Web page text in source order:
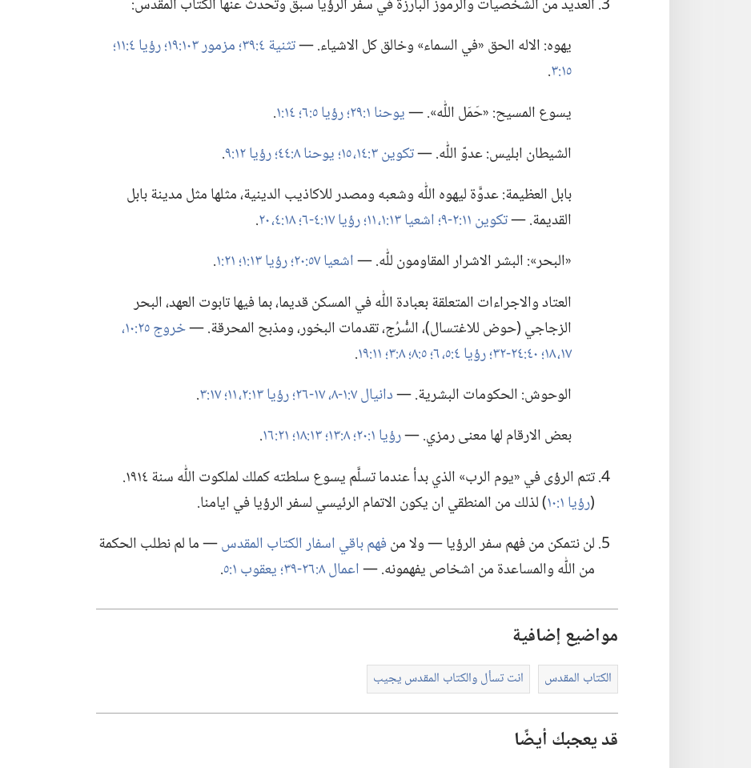
العديد من الشخصيات والرموز البارزة في سفر الرؤيا سبق وتحدَّث عنها الكتاب المقدس:‏
يهوه:‏ الاله الحق «في السماء» وخالق كل الاشياء.‏ —‏تثنية ٤:‏٣٩؛‏ مزمور ١٠٣:‏١٩؛‏
رؤيا ٤:‏١١؛‏
١٥:‏٣ ‏.‏
يسوع المسيح:‏ «حَمَل اللّٰه».‏ —‏يوحنا ١:‏٢٩؛‏ رؤيا ٥:‏٦؛‏
‏.‏
الشيطان ابليس:‏ عدوّ اللّٰه.‏ —‏تكوين ٣:‏​١٤،‏ ١٥؛‏ يوحنا ٨:‏٤٤؛‏ رؤيا ١٢:‏٩
‏.‏
بابل العظيمة:‏ عدوَّة ليهوه اللّٰه وشعبه ومصدر للاكاذيب الدينية،‏ مثلها مثل مدينة بابل
القديمة.‏ —‏تكوين ١١:‏​٢-‏٩؛‏ اشعيا ١٣:‏​١،‏ ١١؛‏ رؤيا ١٧:‏​٤-‏٦؛‏ ١٨:‏​٤،‏ ٢٠ ‏.‏
«البحر»:‏ البشر الاشرار المقاومون للّٰه.‏ —‏اشعيا ٥٧:‏٢٠؛‏ رؤيا ١٣:‏١؛‏
‏.‏
العتاد والاجراءات المتعلقة بعبادة اللّٰه في المسكن قديما،‏ بما فيها تابوت العهد،‏ البحر
الزجاجي (‏حوض للاغتسال)‏،‏ السُّرُج،‏ تقدمات البخور،‏ ومذبح المحرقة.‏ —‏خروج ٢٥:‏​١٠،‏
١٧،‏ ١٨؛‏
رؤيا ٤:‏​٥،‏ ٦؛‏ ٨:‏٣؛‏
‏.‏
الوحوش:‏ الحكومات البشرية.‏ —‏دانيال ٧:‏​١-‏٨،‏ ١٧-‏٢٦؛‏ رؤيا ١٣:‏​٢،‏ ١١؛‏
‏.‏
بعض الارقام لها معنى رمزي.‏ —‏رؤيا ١:‏٢٠؛‏ ٨:‏١٣؛‏
‏.‏
تتم الرؤى في «يوم الرب» الذي بدأ عندما تسلَّم يسوع سلطته كملك لملكوت اللّٰه سنة ١٩١٤.‏
(‏رؤيا ١:‏١٠
‏)‏ لذلك من المنطقي ان يكون الاتمام الرئيسي لسفر الرؤيا في ايامنا.‏
لن نتمكن من فهم سفر الرؤيا —‏ ولا منفهم باقي اسفار الكتاب المقدس—‏ ما لم نطلب الحكمة
من اللّٰه والمساعدة من اشخاص يفهمونه.‏ —‏اعمال ٨:‏​٢٦-‏٣٩؛‏ يعقوب ١:‏٥ ‏.‏
مواضيع إضافية
الكتاب المقدس انت تسأل والكتاب المقدس يجيب
قد يعجبك أيضًا